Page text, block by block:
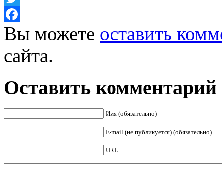
Twitter
Facebook
Вы можете оставить
сайта.
Оставить комментарий
Имя (обязательно)
E-mail (не публикуется) (обязательно)
URL